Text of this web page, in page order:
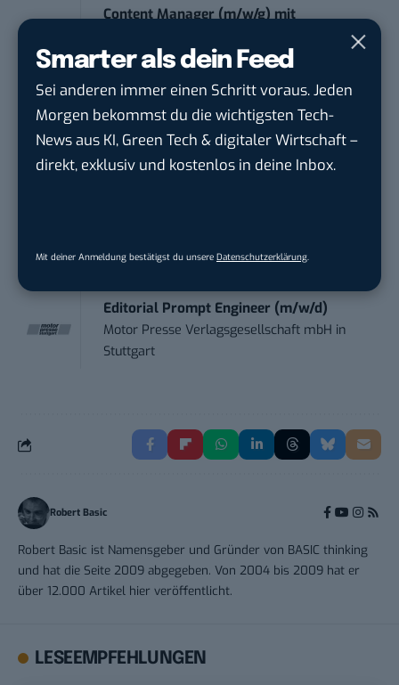
Smarter als dein Feed
Sei anderen immer einen Schritt voraus. Jeden
Morgen bekommst du die wichtigsten Tech-
News aus KI, Green Tech & digitaler Wirtschaft –
direkt, exklusiv und kostenlos in deine Inbox.
Mit deiner Anmeldung bestätigst du unsere Datenschutzerklärung.
Content Manager (m/w/g) mit
LEUCHTTURM1917inGeesthacht
Marketing Manager Social Media and
Content (m...
Wave In Motion GmbH in Köln, Köln
Open Experience GmbHinKarlsruhe
Editorial Prompt Engineer (m/w/d)
Motor Presse Verlagsgesellschaft mbH in
Stuttgart
Robert Basic
Robert Basic ist Namensgeber und Gründer von BASIC thinking
und hat die Seite 2009 abgegeben. Von 2004 bis 2009 hat er
über 12.000 Artikel hier veröffentlicht.
LESEEMPFEHLUNGEN